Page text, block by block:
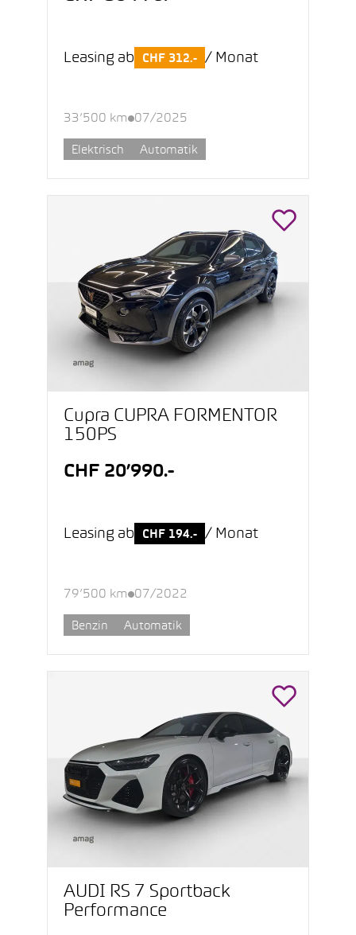
Leasing ab CHF 312.- / Monat
33’500 km 07/2025
Elektrisch Automatik
Cupra CUPRA FORMENTOR
150PS
CHF 20’990.-
Leasing ab CHF 194.- / Monat
79’500 km 07/2022
Benzin Automatik
AUDI RS 7 Sportback
Performance